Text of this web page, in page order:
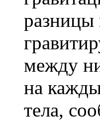
между
на
тела,